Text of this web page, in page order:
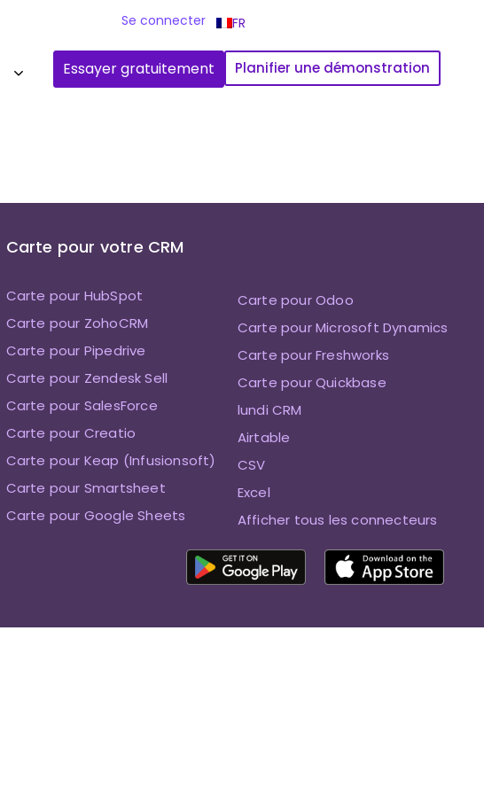
Se connecter FR
Essayer gratuitement Planifier une démonstration
Carte pour votre CRM
Carte pour HubSpot
Carte pour ZohoCRM
Carte pour Pipedrive
Carte pour Zendesk Sell
Carte pour SalesForce
Carte pour Creatio
Carte pour Keap (Infusionsoft)
Carte pour Smartsheet
Carte pour Google Sheets
Carte pour Odoo
Carte pour Microsoft Dynamics
Carte pour Freshworks
Carte pour Quickbase
lundi CRM
Airtable
CSV
Excel
Afficher tous les connecteurs